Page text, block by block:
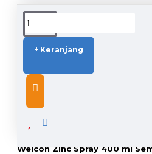
+ Keranjang
DUKUNGAN PENGIRIMAN
DESCRIPTION
Weicon Zinc Spray 400 ml